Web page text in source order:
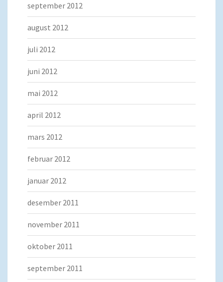
september 2012
august 2012
juli 2012
juni 2012
mai 2012
april 2012
mars 2012
februar 2012
januar 2012
desember 2011
november 2011
oktober 2011
september 2011